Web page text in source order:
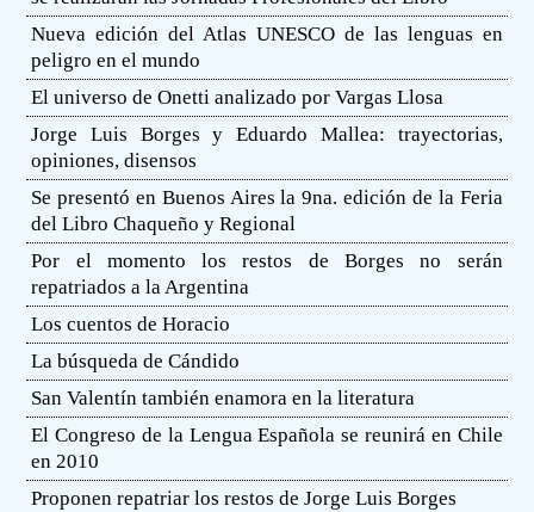
Nueva edición del Atlas UNESCO de las lenguas en
peligro en el mundo
El universo de Onetti analizado por Vargas Llosa
Jorge Luis Borges y Eduardo Mallea: trayectorias,
opiniones, disensos
Se presentó en Buenos Aires la 9na. edición de la Feria
del Libro Chaqueño y Regional
Por el momento los restos de Borges no serán
repatriados a la Argentina
Los cuentos de Horacio
La búsqueda de Cándido
San Valentín también enamora en la literatura
El Congreso de la Lengua Española se reunirá en Chile
en 2010
Proponen repatriar los restos de Jorge Luis Borges